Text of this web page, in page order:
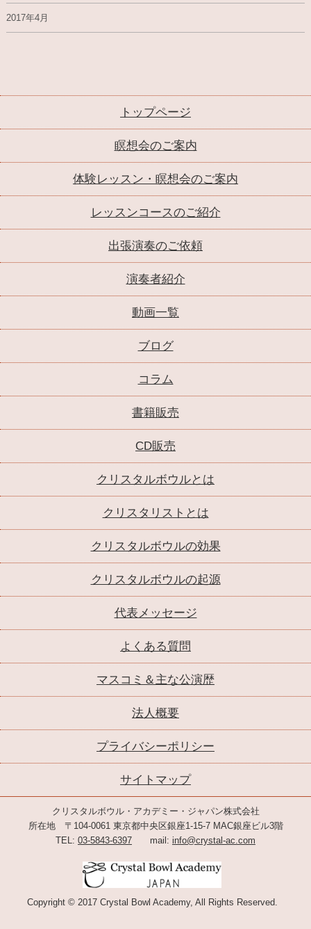
2017年4月
トップページ
瞑想会のご案内
体験レッスン・瞑想会のご案内
レッスンコースのご紹介
出張演奏のご依頼
演奏者紹介
動画一覧
ブログ
コラム
書籍販売
CD販売
クリスタルボウルとは
クリスタリストとは
クリスタルボウルの効果
クリスタルボウルの起源
代表メッセージ
よくある質問
マスコミ＆主な公演歴
法人概要
プライバシーポリシー
サイトマップ
クリスタルボウル・アカデミー・ジャパン株式会社
所在地 〒104-0061 東京都中央区銀座1-15-7 MAC銀座ビル3階
TEL: 03-5843-6397 mail: info@crystal-ac.com
Copyright © 2017 Crystal Bowl Academy, All Rights Reserved.